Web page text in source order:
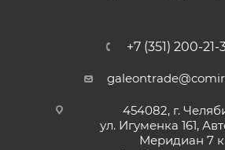
+7 (351) 200-21-
454082, г.
ул. Игуменка 161,
Меридиан 7